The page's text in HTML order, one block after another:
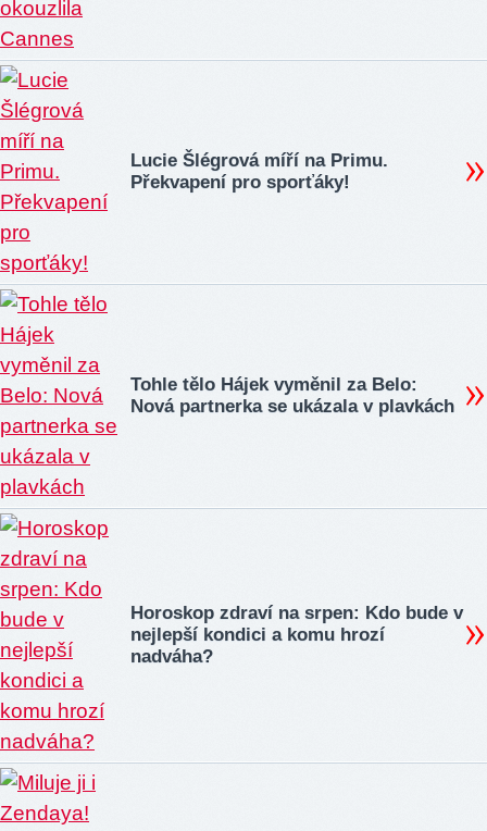
Lucie Šlégrová míří na Primu.
Překvapení pro sporťáky!
Tohle tělo Hájek vyměnil za Belo:
Nová partnerka se ukázala v plavkách
Horoskop zdraví na srpen: Kdo bude v
nejlepší kondici a komu hrozí
nadváha?